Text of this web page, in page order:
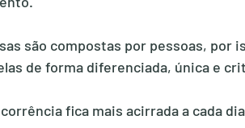
são compostas por pessoas, por
de forma diferenciada, única e
fica mais acirrada a cada